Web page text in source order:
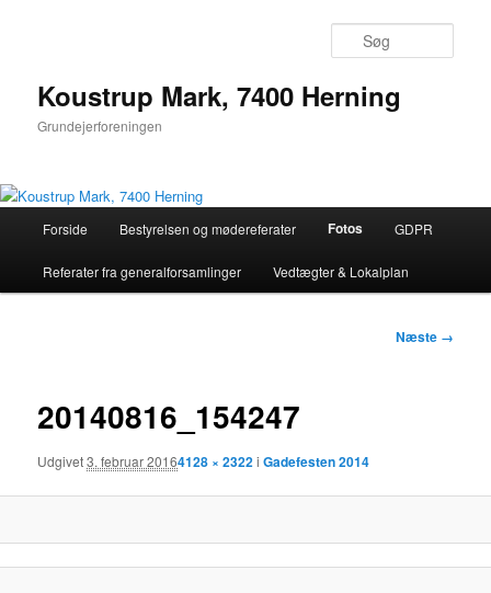
Koustrup Mark, 7400 Herning
Grundejerforeningen
Fortsæt
til
Forside Bestyrelsen og mødereferater Fotos GDPR
Referater fra generalforsamlinger Vedtægter & Lokalplan
Billednavigation
Næste →
20140816_154247
Udgivet3. februar 20164128 × 2322iGadefesten 2014